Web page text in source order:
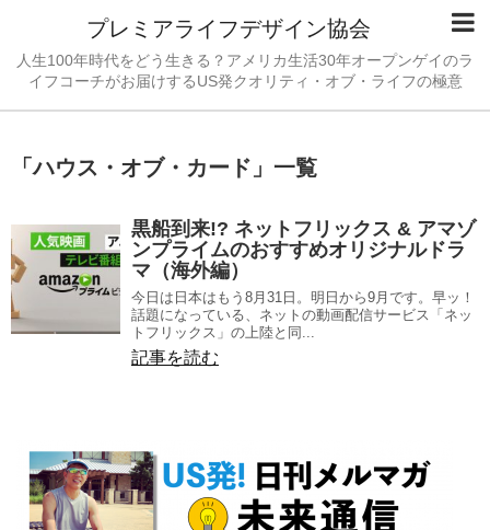
プレミアライフデザイン協会
人生100年時代をどう生きる？アメリカ生活30年オープンゲイのラ
イフコーチがお届けするUS発クオリティ・オブ・ライフの極意
「ハウス・オブ・カード 」 一覧
黒船到来!? ネットフリックス & アマゾ
ンプライムのおすすめオリジナルドラ
マ（海外編）
今日は日本はもう8月31日。明日から9月です。早ッ！
話題になっている、ネットの動画配信サービス「ネッ
トフリックス」の上陸と同...
記事を読む